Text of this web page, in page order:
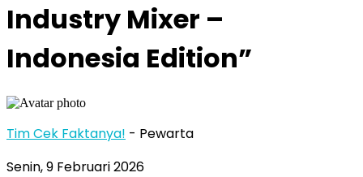
Industry Mixer –
Indonesia Edition”
Tim Cek Faktanya! - Pewarta
Senin, 9 Februari 2026